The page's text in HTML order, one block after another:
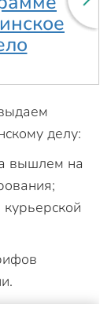
делу:
вышлем на